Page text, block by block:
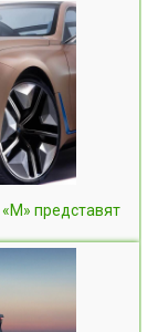
представят